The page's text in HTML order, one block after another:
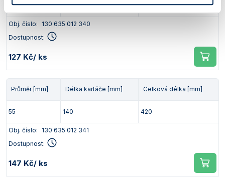
50 120 340
Obj. číslo:
130 635 012 340
Dostupnost:
127 Kč/ ks
Průměr [mm] Délka kartáče [mm] Celková délka [mm]
55 140 420
Obj. číslo:
130 635 012 341
Dostupnost:
147 Kč/ ks